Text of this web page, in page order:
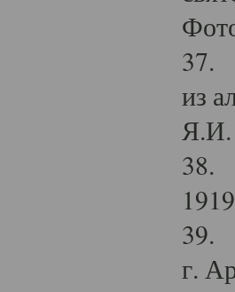
37.
из
Я.И.
38.
39.
г.